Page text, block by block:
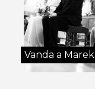
Vanda a Marek